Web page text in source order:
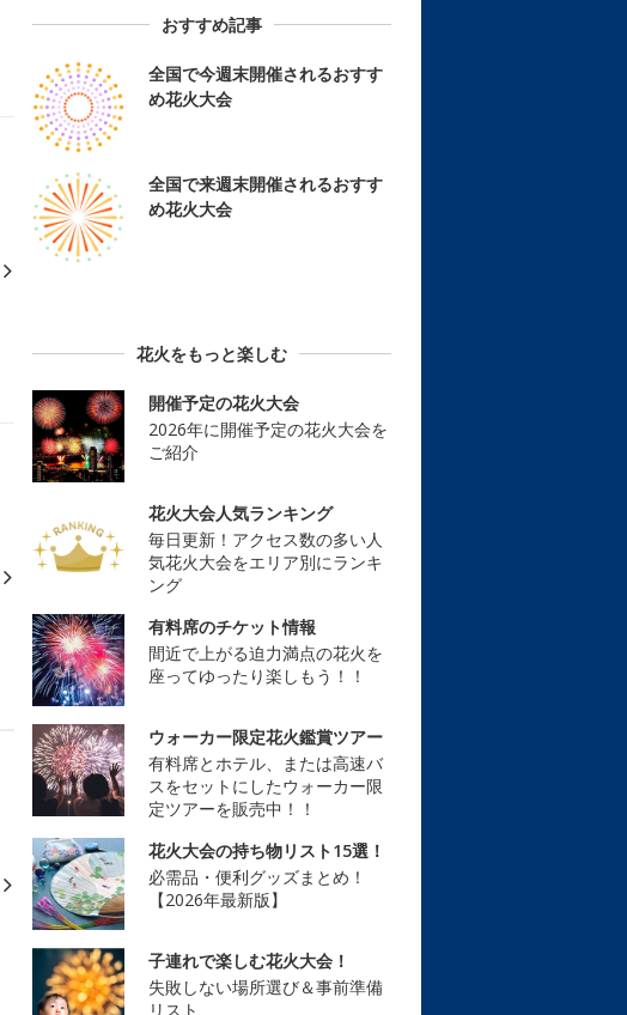
おすすめ記事
全国で今週末開催されるおすす
め花火大会
全国で来週末開催されるおすす
め花火大会
花火をもっと楽しむ
開催予定の花火大会
2026年に開催予定の花火大会を
ご紹介
花火大会人気ランキング
毎日更新！アクセス数の多い人
気花火大会をエリア別にランキ
ング
有料席のチケット情報
間近で上がる迫力満点の花火を
座ってゆったり楽しもう！！
ウォーカー限定花火鑑賞ツアー
有料席とホテル、または高速バ
スをセットにしたウォーカー限
定ツアーを販売中！！
花火大会の持ち物リスト15選！
必需品・便利グッズまとめ！
【2026年最新版】
子連れで楽しむ花火大会！
失敗しない場所選び＆事前準備
リスト